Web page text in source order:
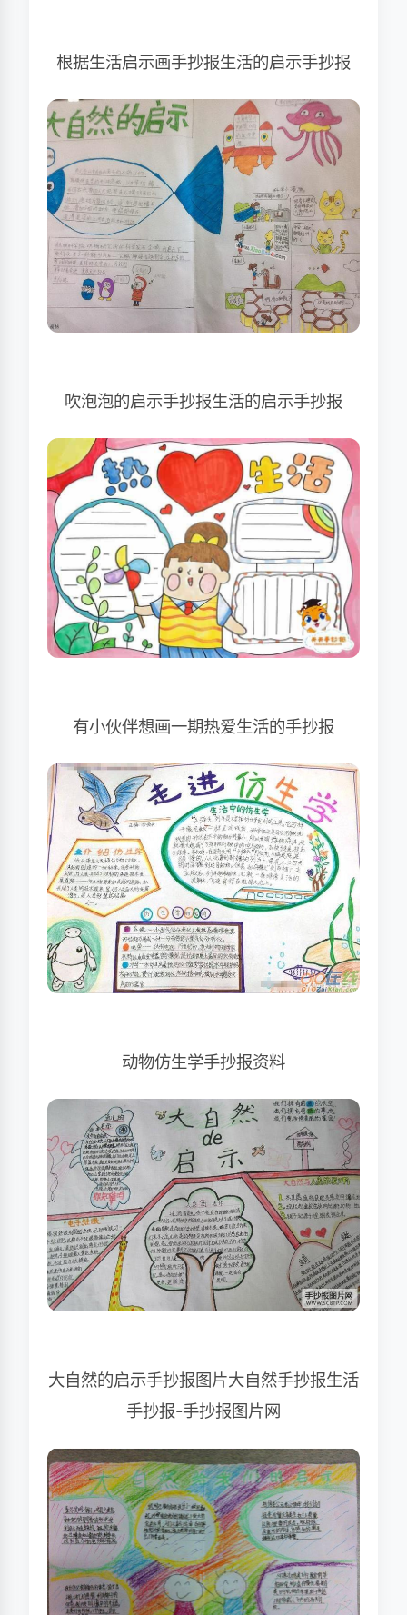
根据生活启示画手抄报生活的启示手抄报
吹泡泡的启示手抄报生活的启示手抄报
有小伙伴想画一期热爱生活的手抄报
动物仿生学手抄报资料
大自然的启示手抄报图片大自然手抄报生活
手抄报-手抄报图片网